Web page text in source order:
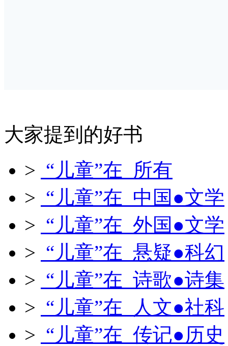
大家提到的好书
> “儿童”在 所有
> “儿童”在 中国●文学
> “儿童”在 外国●文学
> “儿童”在 悬疑●科幻
> “儿童”在 诗歌●诗集
> “儿童”在 人文●社科
> “儿童”在 传记●历史